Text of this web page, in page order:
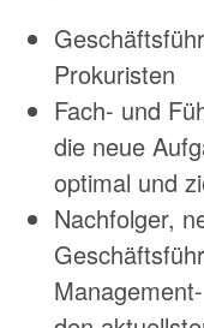
Prokuristen
Fach- und
die neue
optimal und
Nachfolger,